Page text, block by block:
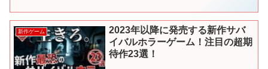
新作ゲーム
2023年以降に発売する新作サバ
イバルホラーゲーム！注目の超期
待作23選！